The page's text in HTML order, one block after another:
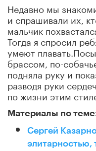
Недавно мы
и спрашивали их,
мальчик
Тогда я спросил
умеют
брассом, по-
подняла руку и
разводя руки
по жизни этим
Материалы по
Сергей
элитарностью,